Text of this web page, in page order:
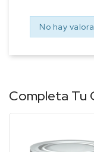
No hay
Completa Tu